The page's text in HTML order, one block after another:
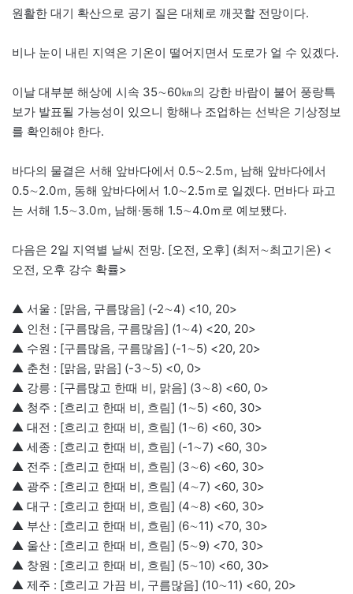
원활한 대기 확산으로 공기 질은 대체로 깨끗할 전망이다.
비나 눈이 내린 지역은 기온이 떨어지면서 도로가 얼 수 있겠다.
이날 대부분 해상에 시속 35∼60㎞의 강한 바람이 불어 풍랑특
보가 발표될 가능성이 있으니 항해나 조업하는 선박은 기상정보
를 확인해야 한다.
바다의 물결은 서해 앞바다에서 0.5∼2.5ｍ, 남해 앞바다에서
0.5∼2.0ｍ, 동해 앞바다에서 1.0∼2.5ｍ로 일겠다. 먼바다 파고
는 서해 1.5∼3.0ｍ, 남해·동해 1.5∼4.0ｍ로 예보됐다.
다음은 2일 지역별 날씨 전망. [오전, 오후] (최저∼최고기온) <
오전, 오후 강수 확률>
▲ 서울 : [맑음, 구름많음] (-2∼4) <10, 20>
▲ 인천 : [구름많음, 구름많음] (1∼4) <20, 20>
▲ 수원 : [구름많음, 구름많음] (-1∼5) <20, 20>
▲ 춘천 : [맑음, 맑음] (-3∼5) <0, 0>
▲ 강릉 : [구름많고 한때 비, 맑음] (3∼8) <60, 0>
▲ 청주 : [흐리고 한때 비, 흐림] (1∼5) <60, 30>
▲ 대전 : [흐리고 한때 비, 흐림] (1∼6) <60, 30>
▲ 세종 : [흐리고 한때 비, 흐림] (-1∼7) <60, 30>
▲ 전주 : [흐리고 한때 비, 흐림] (3∼6) <60, 30>
▲ 광주 : [흐리고 한때 비, 흐림] (4∼7) <60, 30>
▲ 대구 : [흐리고 한때 비, 흐림] (4∼8) <60, 30>
▲ 부산 : [흐리고 한때 비, 흐림] (6∼11) <70, 30>
▲ 울산 : [흐리고 한때 비, 흐림] (5∼9) <70, 30>
▲ 창원 : [흐리고 한때 비, 흐림] (5∼10) <60, 30>
▲ 제주 : [흐리고 가끔 비, 구름많음] (10∼11) <60, 20>